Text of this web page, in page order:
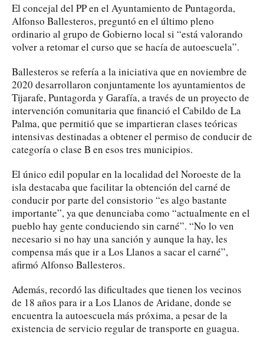
El concejal del PP en el Ayuntamiento de Puntagorda,
Alfonso Ballesteros, preguntó en el último pleno
ordinario al grupo de Gobierno local si “está valorando
volver a retomar el curso que se hacía de autoescuela”.
Ballesteros se refería a la iniciativa que en noviembre de
2020 desarrollaron conjuntamente los ayuntamientos de
Tijarafe, Puntagorda y Garafía, a través de un proyecto de
intervención comunitaria que financió el Cabildo de La
Palma, que permitió que se impartieran clases teóricas
intensivas destinadas a obtener el permiso de conducir de
categoría o clase B en esos tres municipios.
El único edil popular en la localidad del Noroeste de la
isla destacaba que facilitar la obtención del carné de
conducir por parte del consistorio “es algo bastante
importante”, ya que denunciaba como “actualmente en el
pueblo hay gente conduciendo sin carné”. “No lo ven
necesario si no hay una sanción y aunque la hay, les
compensa más que ir a Los Llanos a sacar el carné”,
afirmó Alfonso Ballesteros.
Además, recordó las dificultades que tienen los vecinos
de 18 años para ir a Los Llanos de Aridane, donde se
encuentra la autoescuela más próxima, a pesar de la
existencia de servicio regular de transporte en guagua.